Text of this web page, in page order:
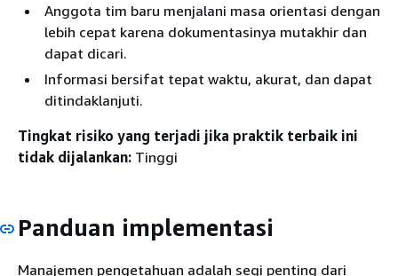
Anggota tim baru menjalani masa orientasi dengan
lebih cepat karena dokumentasinya mutakhir dan
dapat dicari.
Informasi bersifat tepat waktu, akurat, dan dapat
ditindaklanjuti.
Tingkat risiko yang terjadi jika praktik terbaik ini
tidak dijalankan: Tinggi
Panduan implementasi
Manajemen pengetahuan adalah segi penting dari